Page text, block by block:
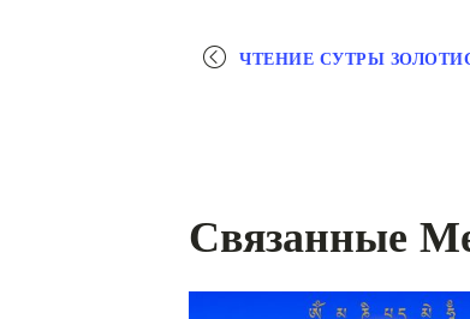
навигация
ЧТЕНИЕ СУТРЫ
Связанные